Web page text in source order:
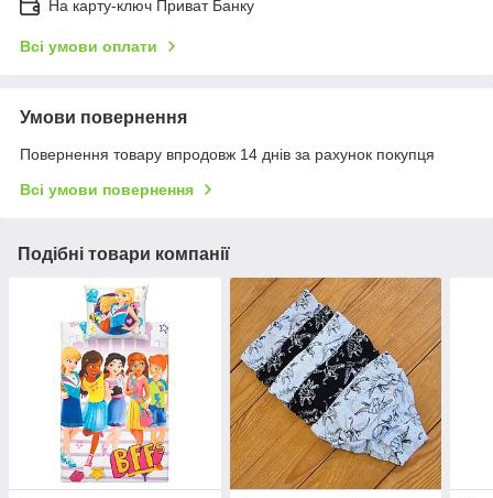
На карту-ключ Приват Банку
Всі умови оплати
Умови повернення
Повернення товару впродовж 14 днів за рахунок покупця
Всі умови повернення
Подібні товари компанії